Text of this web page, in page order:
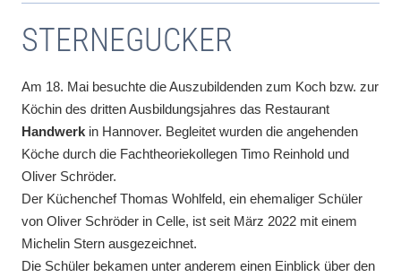
STERNEGUCKER
Am 18. Mai besuchte die Auszubildenden zum Koch bzw. zur
Köchin des dritten Ausbildungsjahres das Restaurant
Handwerk in Hannover. Begleitet wurden die angehenden
Köche durch die Fachtheoriekollegen Timo Reinhold und
Oliver Schröder.
Der Küchenchef Thomas Wohlfeld, ein ehemaliger Schüler
von Oliver Schröder in Celle, ist seit März 2022 mit einem
Michelin Stern ausgezeichnet.
Die Schüler bekamen unter anderem einen Einblick über den